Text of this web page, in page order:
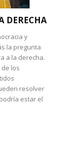
DERECHA
y
la pregunta
a la derecha.
los
resolver
estar el